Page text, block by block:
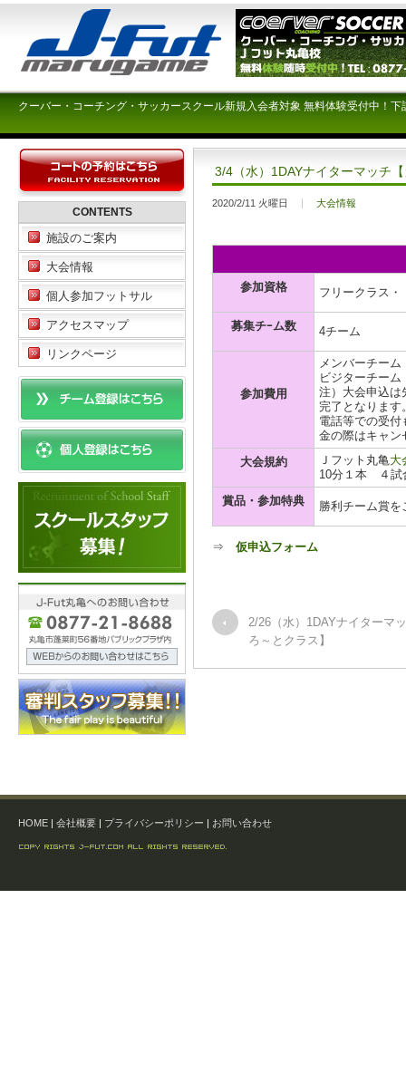
クーバー・コーチング・サッカースクール新規入会者対象 無料体験受付中！
3/4（水）1DAYナイターマッチ
2020/2/11 火曜日 大会情報
参加資格 フリークラス・
募集チｰム数 4チーム
参加費用
メンバーチー
ビジターチー
注）大会申込は
完了となります
電話等での受
金の際はキャン
大会規約
Ｊフット丸亀 大
10分１本 ４試
賞品・参加特典
勝利チーム賞
⇒ 仮申込フォーム
2/26（水）1DAYナイターマ
ろ～とクラス】
CONTENTS
施設のご案内
大会情報
個人参加フットサル
アクセスマップ
リンクページ
HOME | 会社概要 | プライバシーポリシー | お問い合わせ